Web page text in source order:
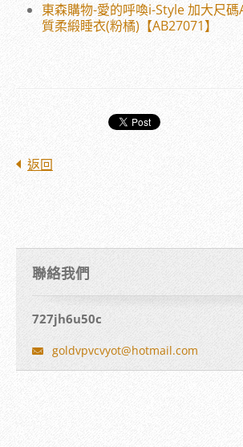
東森購物-愛的呼喚i-Style 加大尺
質柔緞睡衣(粉橘)【AB27071】
返回
聯絡我們
727jh6u50c
goldvpvcvyot@hotmail.com